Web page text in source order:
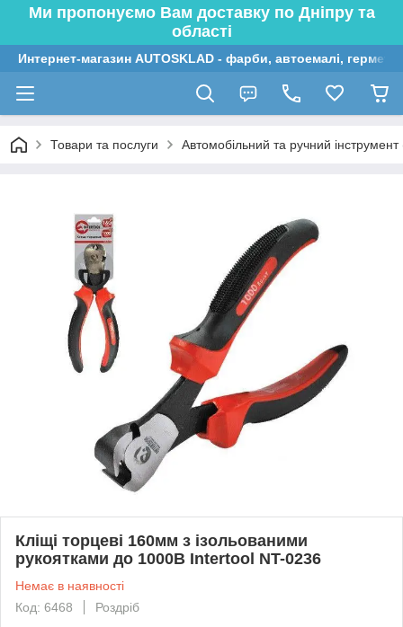
Ми пропонуємо Вам доставку по Дніпру та
області
Интернет-магазин AUTOSKLAD - фарби, автоемалі,
Товари та послуги Автомобільний та ручний
Кліщі торцеві 160мм з ізольованими
рукоятками до 1000В Intertool NT-0236
Немає в наявності
Код: 6468
Роздріб